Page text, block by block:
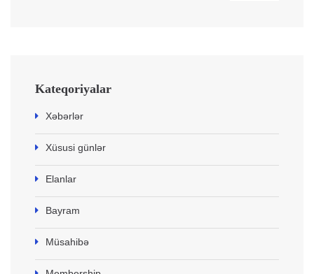
Kateqoriyalar
Xəbərlər
Xüsusi günlər
Elanlar
Bayram
Müsahibə